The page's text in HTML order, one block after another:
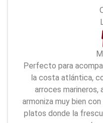
Perfecto para
la costa atlántica,
arroces marineros,
armoniza muy bien
platos donde la